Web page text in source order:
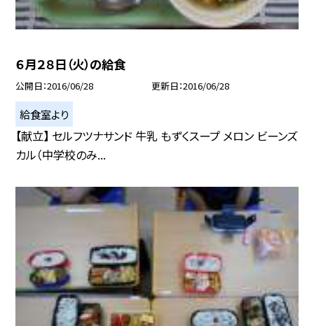
６月２８日（火）の給食
公開日 2016/06/28 更新日 2016/06/28
給食室より
【献立】 セルフツナサンド 牛乳 もずくスープ メロン ビーンズ
カル（中学校のみ...